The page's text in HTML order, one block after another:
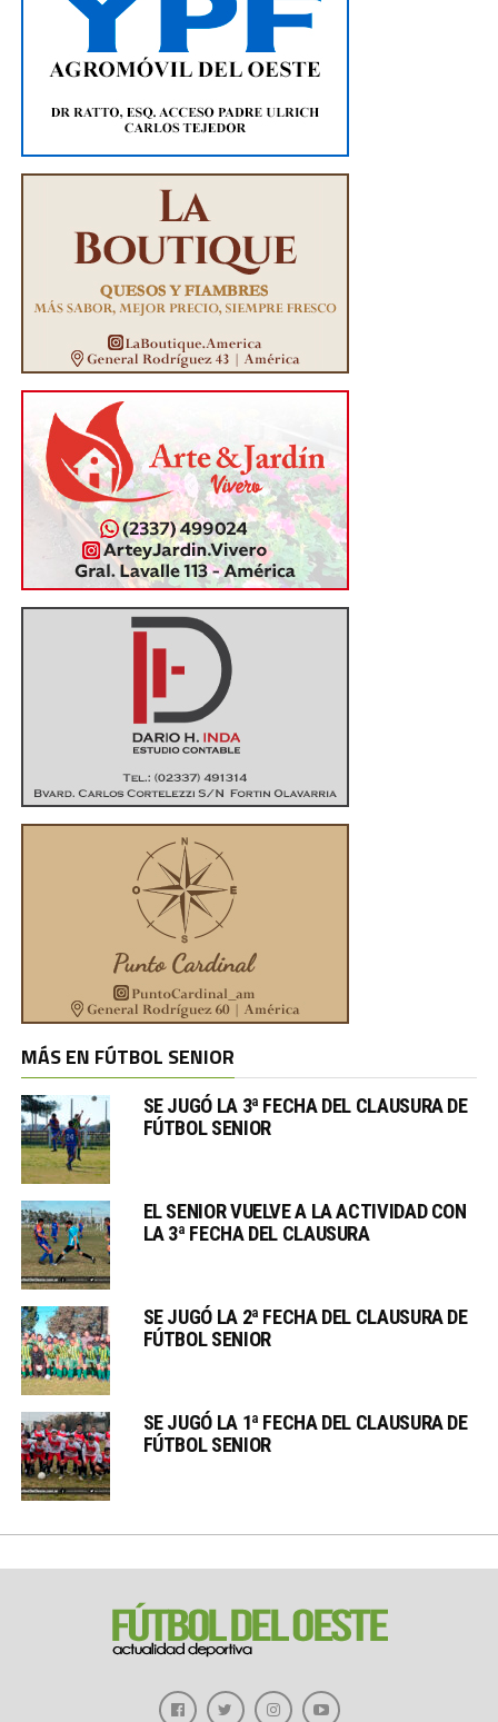
MÁS EN FÚTBOL SENIOR
SE JUGÓ LA 3ª FECHA DEL CLAUSURA DE
FÚTBOL SENIOR
EL SENIOR VUELVE A LA ACTIVIDAD CON
LA 3ª FECHA DEL CLAUSURA
SE JUGÓ LA 2ª FECHA DEL CLAUSURA DE
FÚTBOL SENIOR
SE JUGÓ LA 1ª FECHA DEL CLAUSURA DE
FÚTBOL SENIOR